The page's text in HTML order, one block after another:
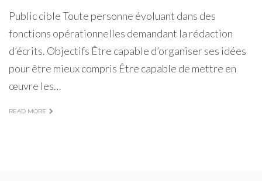
Public cible Toute personne évoluant dans des
fonctions opérationnelles demandant la rédaction
d’écrits. Objectifs Être capable d’organiser ses idées
pour être mieux compris Être capable de mettre en
œuvre les…
READ MORE